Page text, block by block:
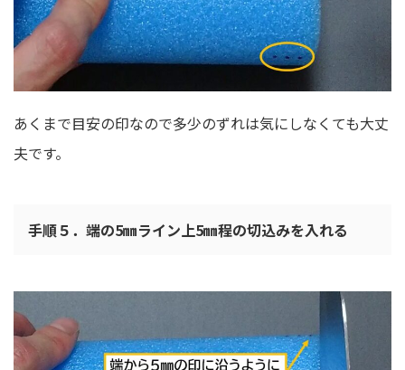
あくまで目安の印なので多少のずれは気にしなくても大丈
夫です。
手順５．端の5㎜ライン上5㎜程の切込みを入れる